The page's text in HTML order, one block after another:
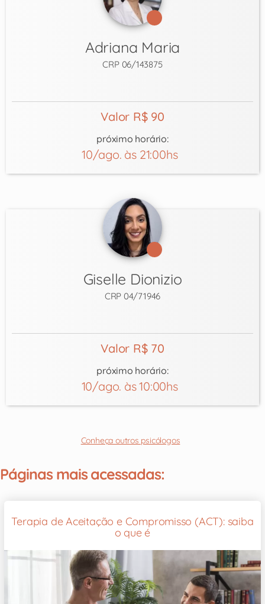
Adriana Maria
CRP 06/143875
Valor R$ 90
próximo horário:
10/ago. às 21:00hs
Giselle Dionizio
CRP 04/71946
Valor R$ 70
próximo horário:
10/ago. às 10:00hs
Conheça outros psicólogos
Páginas mais acessadas:
Terapia de Aceitação e Compromisso (ACT): saiba
o que é